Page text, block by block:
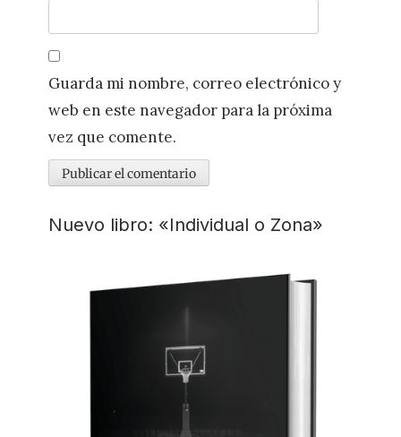
Guarda mi nombre, correo electrónico y
web en este navegador para la próxima
vez que comente.
Nuevo libro: «Individual o Zona»